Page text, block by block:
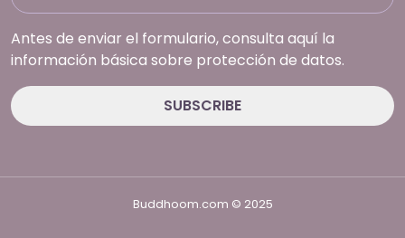
Antes de enviar el formulario, consulta aquí la
información básica sobre protección de datos.
Buddhoom.com © 2025